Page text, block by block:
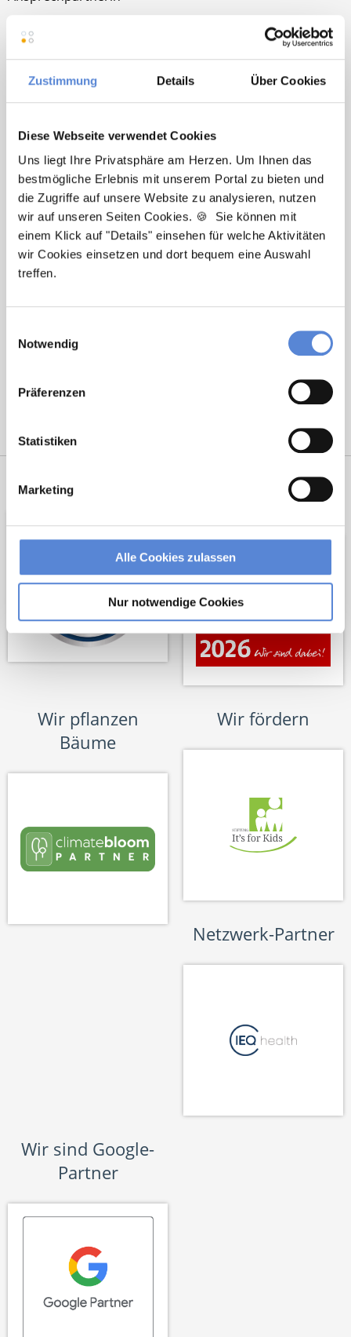
Zustimmung Details Über Cookies
Diese Webseite verwendet Cookies
Uns liegt Ihre Privatsphäre am Herzen. Um Ihnen das
bestmögliche Erlebnis mit unserem Portal zu bieten und
die Zugriffe auf unsere Website zu analysieren, nutzen
wir auf unseren Seiten Cookies. 🍪 Sie können mit
einem Klick auf "Details" einsehen für welche Aktivitäten
wir Cookies einsetzen und dort bequem eine Auswahl
treffen.
Notwendig
Präferenzen
Statistiken
Marketing
Alle Cookies zulassen
Nur notwendige Cookies
Sie möchten sich beruflich neu orientieren? Ich
unterstütze Sie bei der Suche nach einer Stelle, die
Bewerbungsprozess bin ich gerne für Sie da!
Jetzt zur kostenlosen Stellenanfrage
Kontakt
Tel.: +49 (0) 521 / 911 730 33
Fax: +49 (0) 521 / 911 730 31
hallo@deutscherhausarztservice.de
Netzwerk-Partner
Wir sind
Unterstützer
Wir pflanzen
Bäume
Wir fördern
Netzwerk-Partner
Wir sind Google-
Partner